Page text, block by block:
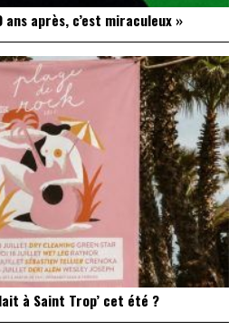
ans après, c’est miraculeux »
à Saint Trop’ cet été ?